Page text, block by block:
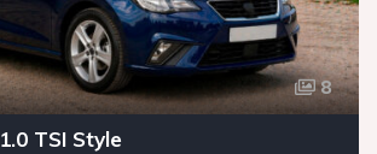
8
TSI Style